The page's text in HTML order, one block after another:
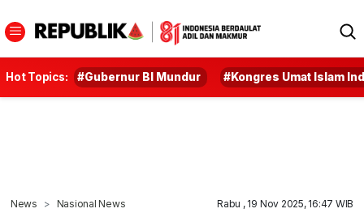
Hot Topics: #Gubernur BI Mundur #Kongres Umat Islam
News Nasional News Rabu , 19 Nov 2025, 16:47 WIB